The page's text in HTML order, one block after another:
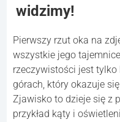
widzimy!
Pierwszy rzut oka na
wszystkie jego
rzeczywistości jest tylko
górach, który okazuje
Zjawisko to dzieje się z
przykład kąty i